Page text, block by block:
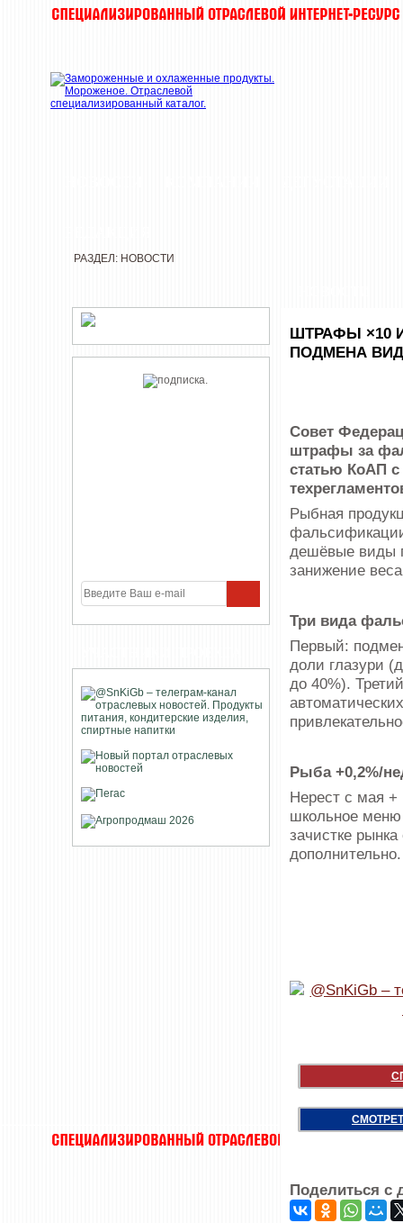
РАЗДЕЛ: НОВОСТИ
ШТРАФЫ ×10
ПОДМЕНА
Совет
штрафы за
статью КоАП с
Рыбная
дешёвые виды
занижение
Три вида
Первый:
доли глазури
до 40%).
Рыба +0,2%/
Нерест с мая
школьное
зачистке
Поделиться с